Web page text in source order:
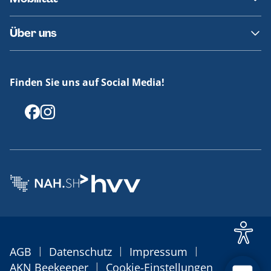
Fundsachen
Häufige Fragen
Barrierefreies Reisen
Erklärung Barrierefreiheit
Über uns
Offenlegungen
Finden Sie uns auf Social Media!
AGB | Datenschutz | Impressum |
AKN Beekeeper | Cookie-Einstellungen